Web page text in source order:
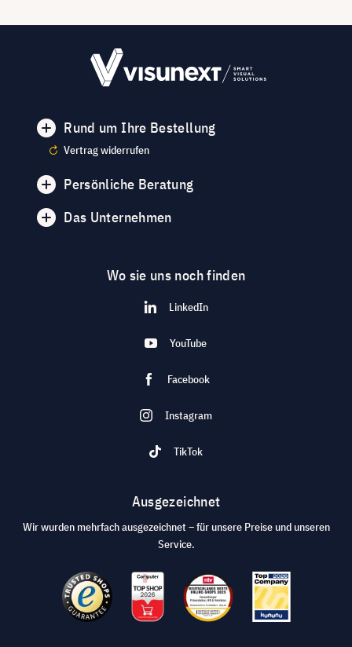
Rund um Ihre Bestellung
Vertrag widerrufen
Persönliche Beratung
Das Unternehmen
Wo sie uns noch finden
LinkedIn
YouTube
Facebook
Instagram
TikTok
Ausgezeichnet
Wir wurden mehrfach ausgezeichnet – für unsere Preise und unseren
Service.